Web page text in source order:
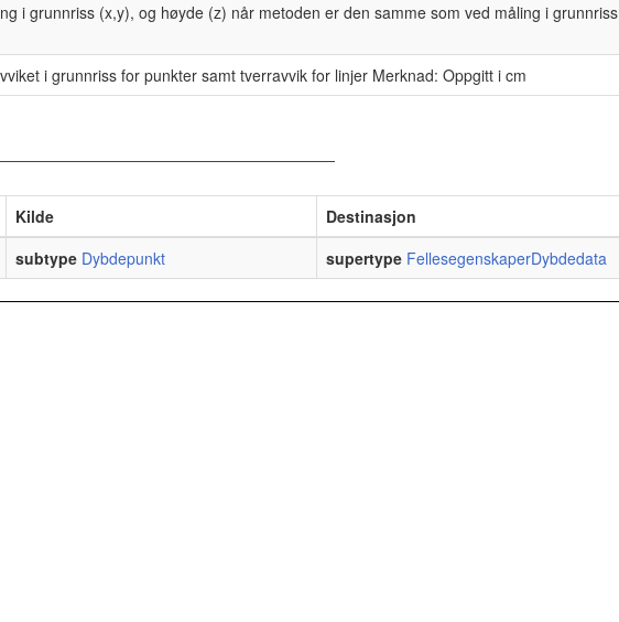
i grunnriss (x,y), og høyde (z) når metoden er den samme som ved måling i grunnriss
i grunnriss for punkter samt tverravvik for linjer Merknad: Oppgitt i cm
Kilde
Destinasjon
subtype Dybdepunkt supertype FellesegenskaperDybdedata